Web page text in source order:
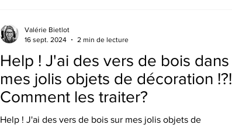
Help ! J'ai des vers de bois dans
mes jolis objets de décoration !?!
Comment les traiter?
Help ! J'ai des vers de bois sur mes jolis objets de
Valérie Bietlot
16 sept. 2024
2 min de lecture